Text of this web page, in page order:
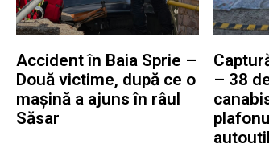
Accident în Baia Sprie –
Două victime, după ce o
mașină a ajuns în râul
Săsar
– 38